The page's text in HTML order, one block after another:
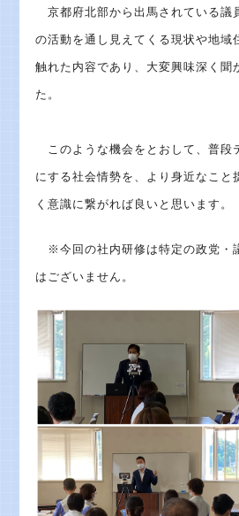
京都府北部から出馬されている議
の活動を通し見えてくる現状や地域
触れた内容であり、大変興味深く聞
た。
このような機会をとおして、普段
にする社会情勢を、より身近なこと
く意識に繋がれば良いと思います。
※今回の社内研修は特定の政党・
はございません。